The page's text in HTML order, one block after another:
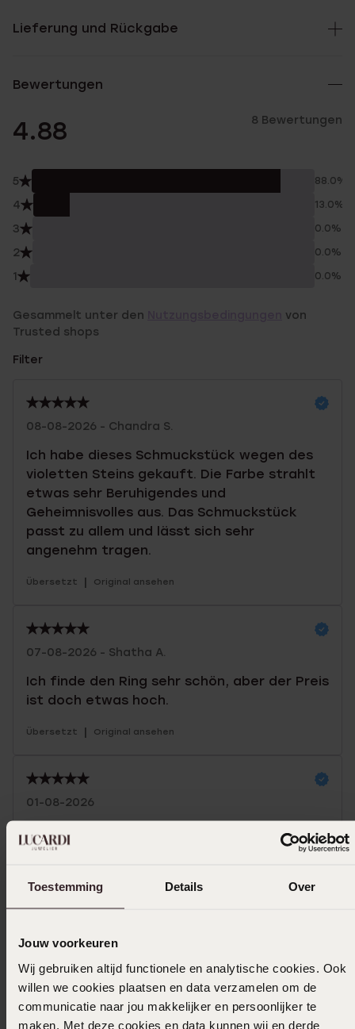
Toestemming Details Over
Jouw voorkeuren
Wij gebruiken altijd functionele en analytische cookies. Ook
willen we cookies plaatsen en data verzamelen om de
communicatie naar jou makkelijker en persoonlijker te
maken. Met deze cookies en data kunnen wij en derde
Lieferung und Rückgabe
Bewertungen
4.88 8 Bewertungen
5 88.0%
4 13.0%
3 0.0%
2 0.0%
1 0.0%
Gesammelt unter den
von
Trusted shops
Filter
08-08-2026 - Chandra S.
Ich habe dieses Schmuckstück wegen des
violetten Steins gekauft. Die Farbe strahlt
etwas sehr Beruhigendes und
Geheimnisvolles aus. Das Schmuckstück
passt zu allem und lässt sich sehr
angenehm tragen.
Übersetzt | Original ansehen
07-08-2026 - Shatha A.
Ich finde den Ring sehr schön, aber der Preis
ist doch etwas hoch.
Übersetzt | Original ansehen
01-08-2026
Der Ring ist so schön, und das zu diesem
Preis – einfach toll! Ich habe schon mehrere
Größe auswählen und bestellen